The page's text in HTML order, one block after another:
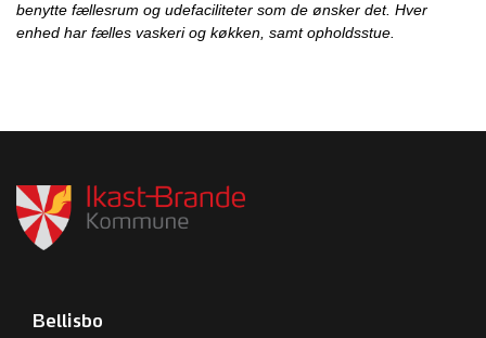
benytte fællesrum og udefaciliteter som de ønsker det. Hver
enhed har fælles vaskeri og køkken, samt opholdsstue.
Bellisbo